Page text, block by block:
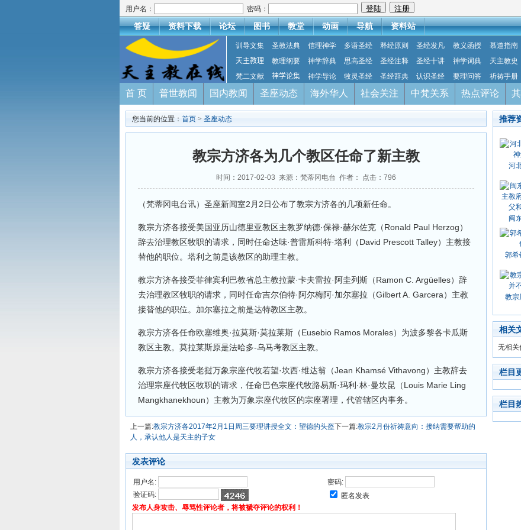
用户名： 密码：
答疑 资料下载 论坛 图书 教堂 动画 导航 资料站
训导文集 圣教法典 信理神学 多语圣经 释经原则 圣经发凡 教义函授 慕道指南
天主教理
教理纲要 神学辞典 思高圣经 圣经注释 圣经十讲 神学词典 天主教史
梵二文献
神学论集 神学导论 牧灵圣经 圣经辞典 认识圣经 要理问答 祈祷手册
首 页 普世教闻 国内教闻 圣座动态 海外华人 社会关注 中梵关系 热点评论
您当前的位置： 首页 > 圣座动态
教宗方济各为几个教区任命了新主教
时间：2017-02-03 来源：梵蒂冈电台 作者： 点击： 796
（梵蒂冈电台讯）圣座新闻室2月2日公布了教宗方济各的几项新任命。
教宗方济各接受美国亚历山德里亚教区主教罗纳德·保禄·赫尔佐克（Ronald Paul Herzog）
辞去治理教区牧职的请求，同时任命达味·普雷斯科特·塔利（David Prescott Talley）主教接
替他的职位。塔利之前是该教区的助理主教。
教宗方济各接受菲律宾利巴教省总主教拉蒙·卡夫雷拉·阿圭列斯（Ramon C. Argüelles）辞
去治理教区牧职的请求，同时任命吉尔伯特·阿尔梅阿·加尔塞拉（Gilbert A. Garcera）主教
接替他的职位。加尔塞拉之前是达特教区主教。
教宗方济各任命欧塞维奥·拉莫斯·莫拉莱斯（Eusebio Ramos Morales）为波多黎各卡瓜斯
教区主教。莫拉莱斯原是法哈多-乌马考教区主教。
教宗方济各接受老挝万象宗座代牧若望·坎西·维达翁（Jean Khamsé Vithavong）主教辞去
治理宗座代牧区牧职的请求，任命巴色宗座代牧路易斯·玛利·林·曼坎昆（Louis Marie Ling
Mangkhanekhoun）主教为万象宗座代牧区的宗座署理，代管辖区内事务。
上一篇:教宗方济各2017年2月1日周三要理讲授全文：望德的头盔下一篇:教宗2月份祈祷意向：接纳需要帮助的
人，承认他人是天主的子女
发表评论
用户名:
密码:
验证码:
匿名发表
发布人身攻击、辱骂性评论者，将被褫夺评论的权利！
推荐
河
闽
郭希
教宗
相关
无相关
栏目
栏目